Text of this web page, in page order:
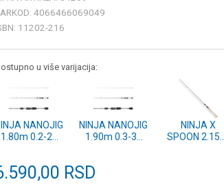
4066466069049
11202-216
u više varijacija:
NANOJIG
1.80m 0.2-2g
NINJA NANOJIG
1.90m 0.3-3g
NINJA X
SPOON 2.15m
RSD